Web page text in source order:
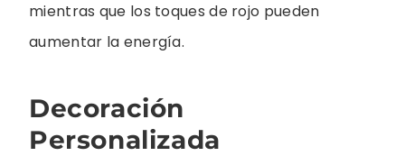
mientras que los toques de rojo pueden
aumentar la energía.
Decoración
Personalizada